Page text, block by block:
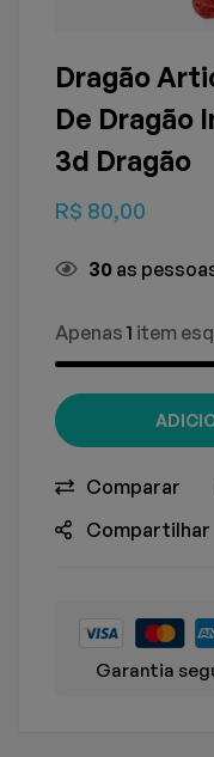
Dragão
De Dragão
3d Dragão
R$ 80,00
30 as
Apenas 1 item
Comparar
Compartilhar
Garantia